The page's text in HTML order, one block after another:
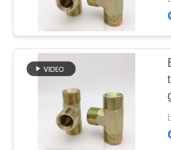
GIRO
DELLA
FABBRICA
CONTROLLO
montaggi
flessibile